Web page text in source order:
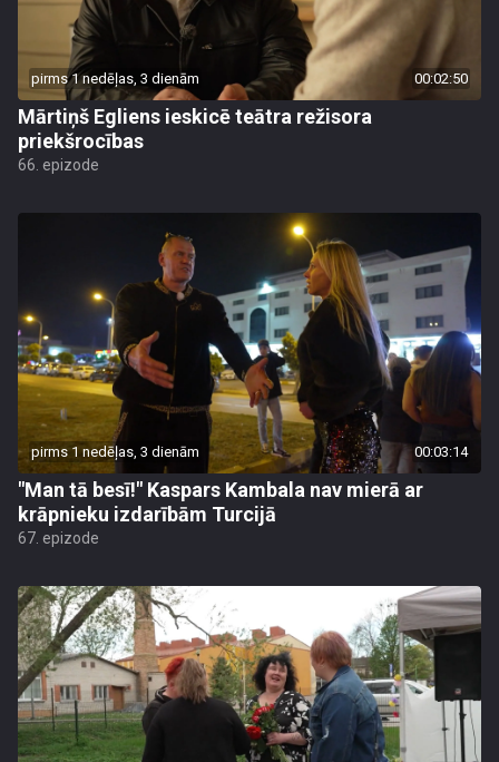
pirms 1 nedēļas, 3 dienām 00:02:50
Mārtiņš Egliens ieskicē teātra režisora
priekšrocības
66. epizode
pirms 1 nedēļas, 3 dienām 00:03:14
"Man tā besī!" Kaspars Kambala nav mierā ar
krāpnieku izdarībām Turcijā
67. epizode